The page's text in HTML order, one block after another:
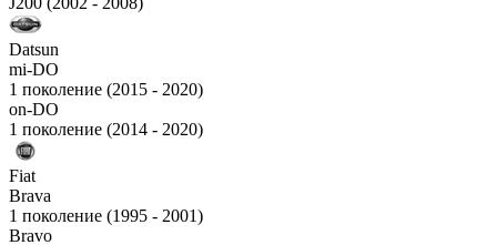
Datsun
mi-DO
1 поколение (2015 - 2020)
on-DO
1 поколение (2014 - 2020)
Fiat
Brava
1 поколение (1995 - 2001)
Bravo